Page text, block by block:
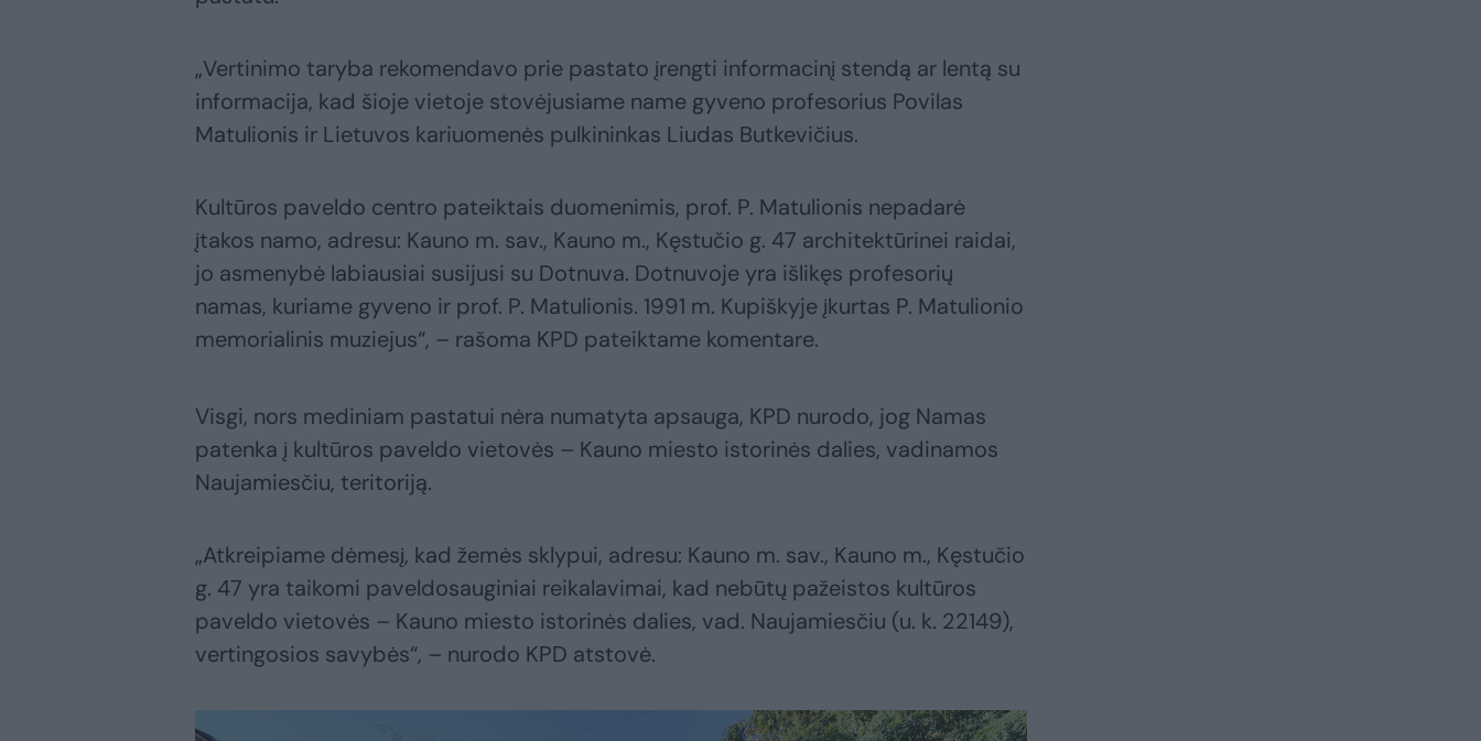
„Vertinimo taryba rekomendavo prie pastato įrengti informacinį stendą ar lentą su
informacija, kad šioje vietoje stovėjusiame name gyveno profesorius Povilas
Matulionis ir Lietuvos kariuomenės pulkininkas Liudas Butkevičius.
Kultūros paveldo centro pateiktais duomenimis, prof. P. Matulionis nepadarė
įtakos namo, adresu: Kauno m. sav., Kauno m., Kęstučio g. 47 architektūrinei raidai,
jo asmenybė labiausiai susijusi su Dotnuva. Dotnuvoje yra išlikęs profesorių
namas, kuriame gyveno ir prof. P. Matulionis. 1991 m. Kupiškyje įkurtas P. Matulionio
memorialinis muziejus“, – rašoma KPD pateiktame komentare.
Visgi, nors mediniam pastatui nėra numatyta apsauga, KPD nurodo, jog Namas
patenka į kultūros paveldo vietovės – Kauno miesto istorinės dalies, vadinamos
Naujamiesčiu, teritoriją.
„Atkreipiame dėmesį, kad žemės sklypui, adresu: Kauno m. sav., Kauno m., Kęstučio
g. 47 yra taikomi paveldosauginiai reikalavimai, kad nebūtų pažeistos kultūros
paveldo vietovės – Kauno miesto istorinės dalies, vad. Naujamiesčiu (u. k. 22149),
vertingosios savybės“, – nurodo KPD atstovė.